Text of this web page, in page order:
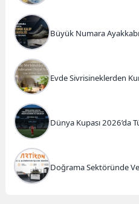
Büyük Numara
Evde Sivrisineklerden
Dünya Kupası 2026’da
Doğrama Sektöründe